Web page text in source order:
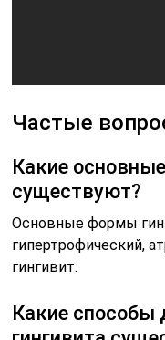
Частые
Какие
существуют?
Основные формы
гипертрофический,
гингивит.
Какие способы